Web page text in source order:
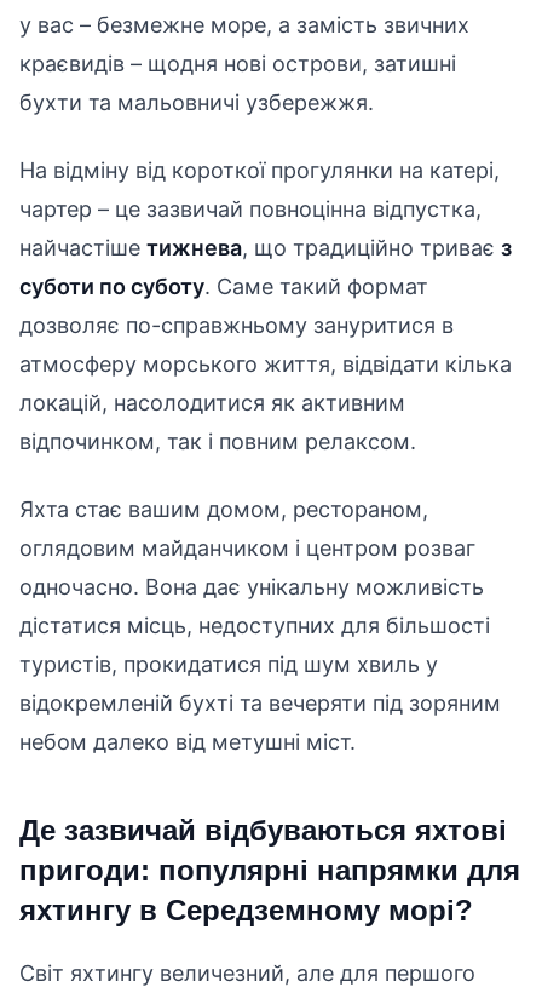
у вас – безмежне море, а замість звичних
краєвидів – щодня нові острови, затишні
бухти та мальовничі узбережжя.
На відміну від короткої прогулянки на катері,
чартер – це зазвичай повноцінна відпустка,
найчастіше тижнева, що традиційно триває з
суботи по суботу. Саме такий формат
дозволяє по-справжньому зануритися в
атмосферу морського життя, відвідати кілька
локацій, насолодитися як активним
відпочинком, так і повним релаксом.
Яхта стає вашим домом, рестораном,
оглядовим майданчиком і центром розваг
одночасно. Вона дає унікальну можливість
дістатися місць, недоступних для більшості
туристів, прокидатися під шум хвиль у
відокремленій бухті та вечеряти під зоряним
небом далеко від метушні міст.
Де зазвичай відбуваються яхтові
пригоди: популярні напрямки для
яхтингу в Середземному морі?
Світ яхтингу величезний, але для першого